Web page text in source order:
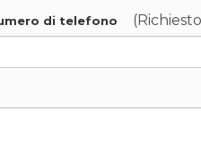
di telefono